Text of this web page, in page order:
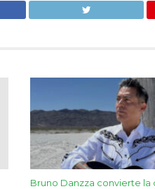
Bruno Danzza convierte